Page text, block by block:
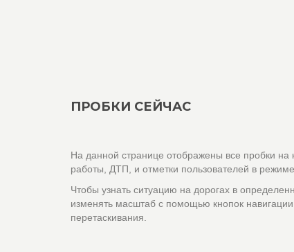
ПРОБКИ СЕЙЧАС
На данной странице отображены все пробки на
работы, ДТП, и отметки пользователей в
Чтобы узнать ситуацию на дорогах в
изменять масштаб с помощью кнопок
перетаскивания.